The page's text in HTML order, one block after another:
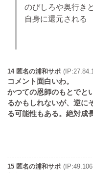
のびしろや奥行き
自身に還元される
14 匿名の浦和サポ
コメント面白いわ。
かつての恩師のもとでと
るかもしれないが、逆に
る可能性もある。絶対成
15 匿名の浦和サポ